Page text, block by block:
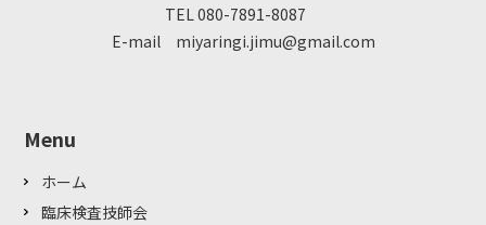
TEL 080-7891-8087
E-mail miyaringi.jimu@gmail.com
Menu
ホーム
臨床検査技師会